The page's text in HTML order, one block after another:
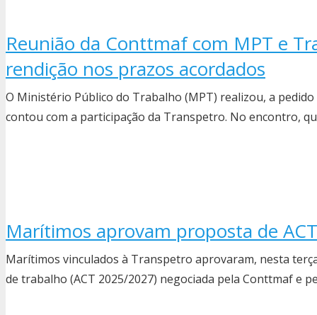
Reunião da Conttmaf com MPT e
rendição nos prazos acordados
O Ministério Público do Trabalho (MPT) realizou, a
contou com a participação da Transpetro. No encontro,
Marítimos aprovam proposta de
Marítimos vinculados à Transpetro aprovaram, nesta
de trabalho (ACT 2025/2027) negociada pela Conttmaf e